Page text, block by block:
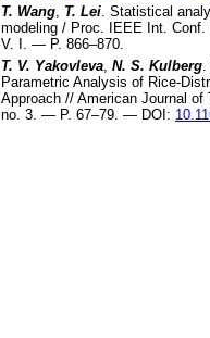
T. Wang, T. Lei. Statistical
modeling / Proc. IEEE Int. Conf.
V.
. — P. 866–870.
T. V. Yakovleva, N. S. Kulberg.
Parametric Analysis of Rice-
Approach // American Journal of
no. 3. — P. 67–79. — DOI: